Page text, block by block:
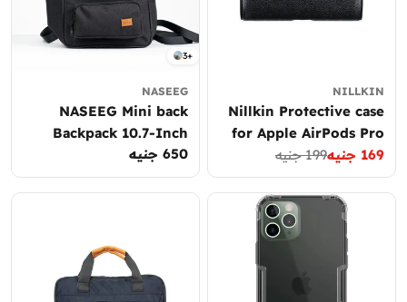
NILLKIN
Nillkin Protective case
for Apple AirPods Pro
& AirPods Pro 2
Leather Magnetic Flip
Cover
سعر
التخفيض
169 جنيه
السعر
العادي
199 جنيه
3+
NASEEG
NASEEG Mini back
Backpack 10.7-Inch
السعر
العادي
650 جنيه